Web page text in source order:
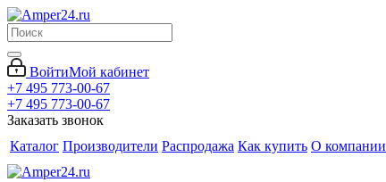
ВойтиМой кабинет
+7 495 773-00-67
+7 495 773-00-67
Заказать звонок
Каталог Производители Распродажа Как купить О компании